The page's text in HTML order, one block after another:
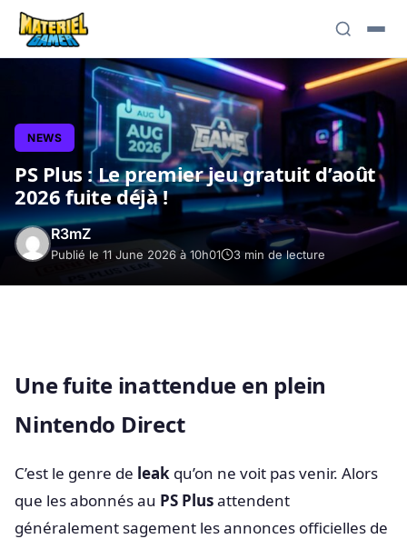
NEWS
PS Plus : Le premier jeu gratuit d’août
2026 fuite déjà !
R3mZ
Publié le 11 June 2026 à 10h01 3 min de lecture
Une fuite inattendue en plein
Nintendo Direct
C’est le genre de leak qu’on ne voit pas venir. Alors
que les abonnés au PS Plusattendent
généralement sagement les annonces officielles de